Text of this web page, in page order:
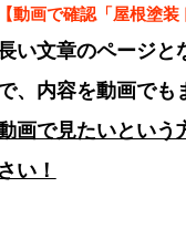
【動画で確認「屋根塗装
い文章のページと
、内容を動画でも
画で見たいという
さい！